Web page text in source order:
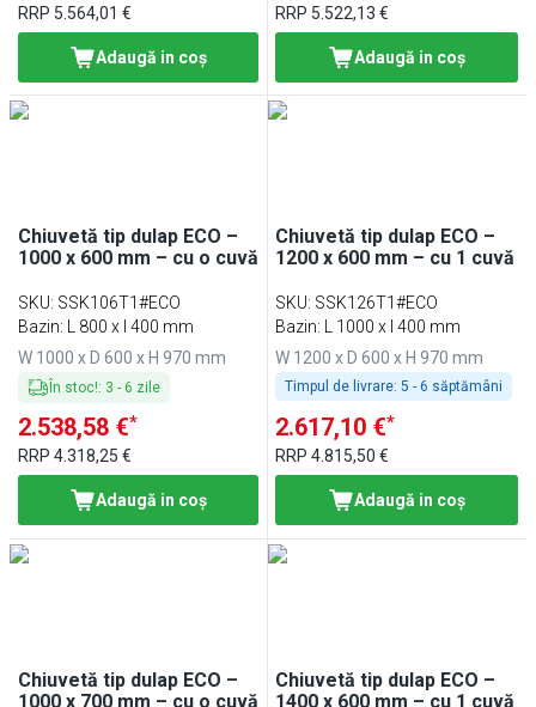
RRP 5.564,01 €
Adaugă in coş
RRP 5.522,13 €
Adaugă in coş
Chiuvetă tip dulap ECO –
1000 x 600 mm – cu o cuvă
SKU: SSK106T1#ECO
Bazin: L 800 x l 400 mm
W 1000 x D 600 x H 970 mm
În stoc!: 3 - 6 zile
2.538,58 €*
RRP 4.318,25 €
Adaugă in coş
Chiuvetă tip dulap ECO –
1200 x 600 mm – cu 1 cuvă
SKU: SSK126T1#ECO
Bazin: L 1000 x l 400 mm
W 1200 x D 600 x H 970 mm
Timpul de livrare: 5 - 6 săptămâni
2.617,10 €*
RRP4.815,50 €
Adaugă in coş
Chiuvetă tip dulap ECO –
1000 x 700 mm – cu o cuvă
Chiuvetă tip dulap ECO –
1400 x 600 mm – cu 1 cuvă